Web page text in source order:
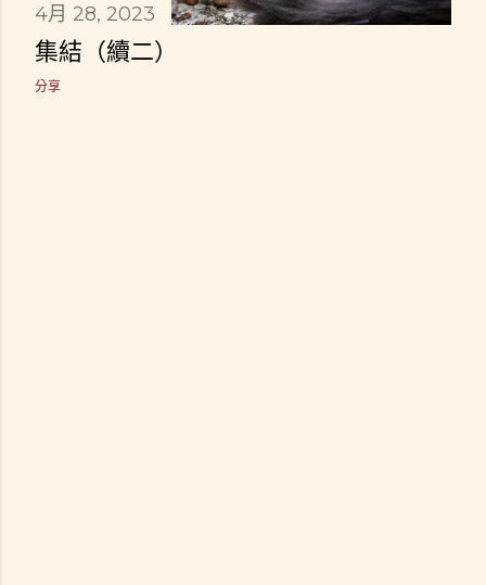
4月 28, 2023
集結（續二）
分享